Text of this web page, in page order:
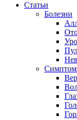
Статьи
Болезни